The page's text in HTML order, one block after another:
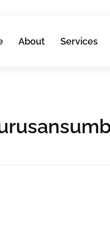
About Services